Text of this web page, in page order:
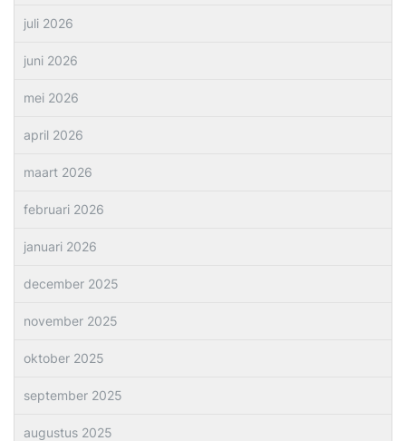
juli 2026
juni 2026
mei 2026
april 2026
maart 2026
februari 2026
januari 2026
december 2025
november 2025
oktober 2025
september 2025
augustus 2025